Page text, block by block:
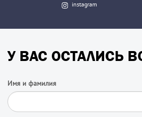
instagram
У ВАС ОСТАЛИСЬ
Имя и фамилия